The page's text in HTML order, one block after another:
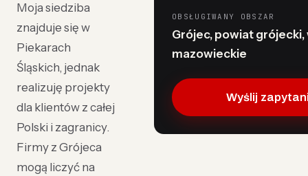
Moja siedziba
znajduje się w
Piekarach
Śląskich, jednak
realizuję projekty
dla klientów z całej
Polski i zagranicy.
Firmy z Grójeca
mogą liczyć na
OBSŁUGIWANY OBSZAR
Grójec, powiat grójecki,
mazowieckie
Wyślij